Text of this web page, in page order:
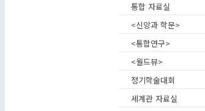
통합 자료실
<신앙과 학문>
<통합연구>
<월드뷰>
정기학술대회
세계관 자료실